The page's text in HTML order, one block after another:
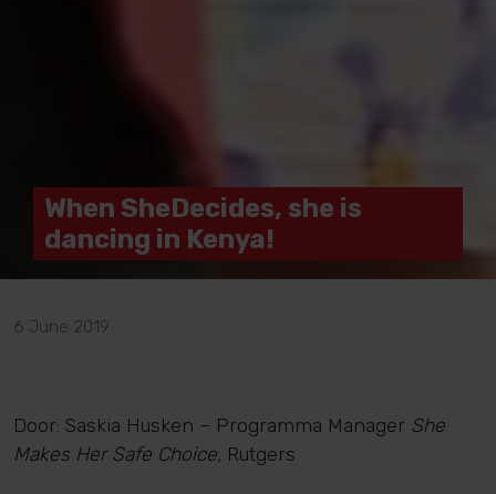
When SheDecides, she is
dancing in Kenya!
6 June 2019
Door: Saskia Husken – Programma Manager She
Makes Her Safe Choice, Rutgers